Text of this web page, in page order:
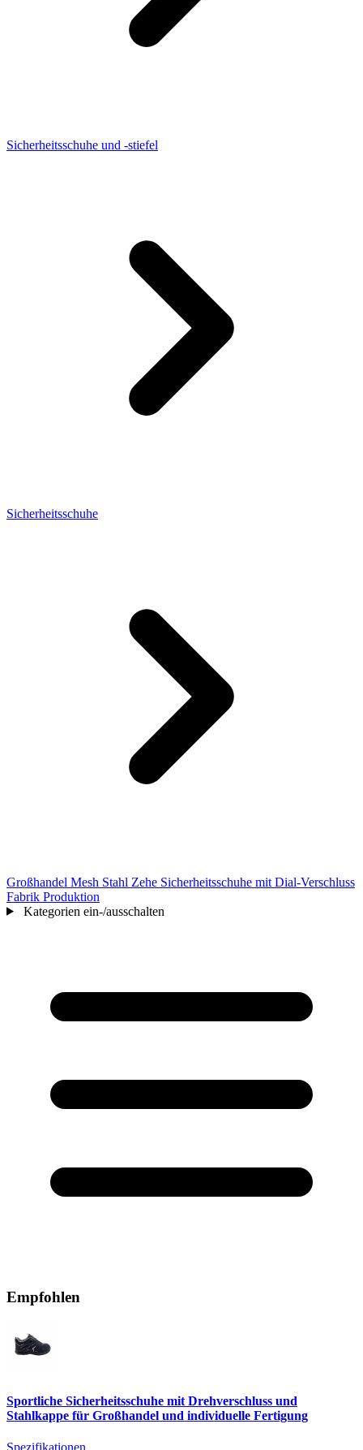
Sicherheitsschuhe und -stiefel
Sicherheitsschuhe
Großhandel Mesh Stahl Zehe Sicherheitsschuhe mit Dial-Verschluss
Fabrik Produktion
Kategorien ein-/ausschalten
Empfohlen
Sportliche Sicherheitsschuhe mit Drehverschluss und
Stahlkappe für Großhandel und individuelle Fertigung
Spezifikationen